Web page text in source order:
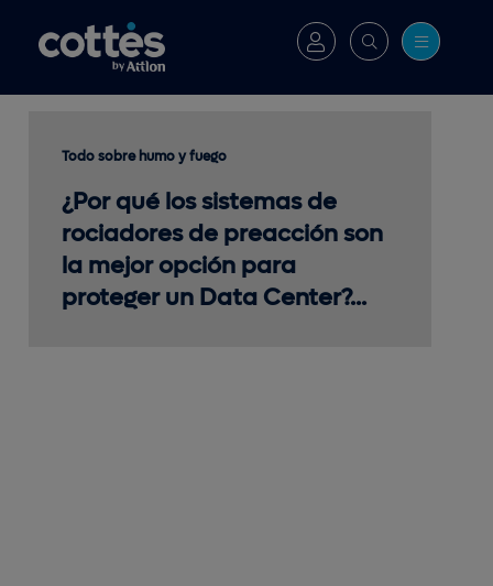
Todo sobre humo y fuego
¿Por qué los sistemas de
rociadores de preacción son
la mejor opción para
proteger un Data Center?...